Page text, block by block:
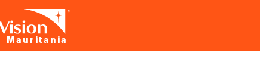
Mauritania